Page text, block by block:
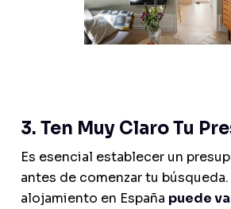
3. Ten Muy Claro Tu
Es esencial establecer un
antes de comenzar tu búsqueda.
alojamiento en España puede